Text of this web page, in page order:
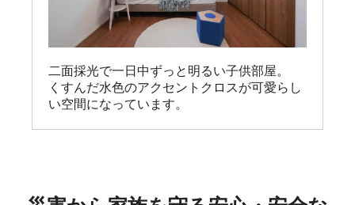
二面採光で一日中ずっと明るい子供部屋。
くすんだ水色のアクセントクロスが可愛らし
い空間になっています。